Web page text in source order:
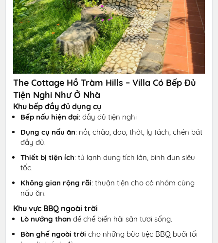
The Cottage Hồ Tràm Hills – Villa Có Bếp Đủ
Tiện Nghi Như Ở Nhà
Khu bếp đầy đủ dụng cụ
Bếp nấu hiện đại: đầy đủ tiện nghi
Dụng cụ nấu ăn: nồi, chảo, dao, thớt, ly tách, chén bát
đầy đủ.
Thiết bị tiện ích: tủ lạnh dung tích lớn, bình đun siêu
tốc.
Không gian rộng rãi: thuận tiện cho cả nhóm cùng
nấu ăn.
Khu vực BBQ ngoài trời
Lò nướng thanđể chế biến hải sản tươi sống.
Bàn ghế ngoài trời cho những bữa tiệc BBQ buổi tối